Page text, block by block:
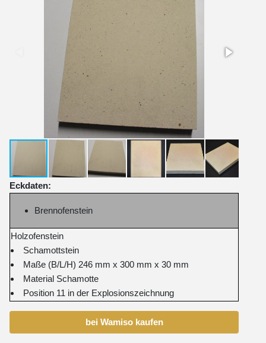
Eckdaten:
Brennofenstein
Holzofenstein
Schamottstein
Maße (B/L/H) 246 mm x 300 mm x 30 mm
Material Schamotte
Position 11 in der Explosionszeichnung
bei Wamiso kaufen